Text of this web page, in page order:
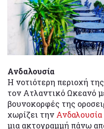
Ανδαλουσία
Η νοτιότερη περιοχή
τον Ατλαντικό Ωκεανό
βουνοκορφές της
χωρίζει την Ανδαλουσία
μια ακτογραμμή πάνω